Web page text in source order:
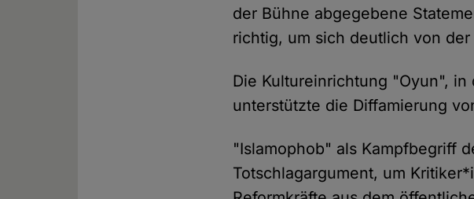
der Bühne abgegebene
richtig, um sich deutlich von
Die Kultureinrichtung "Oyun",
unterstützte die Diffamierung
"Islamophob" als Kampfbegriff
Totschlagargument, um